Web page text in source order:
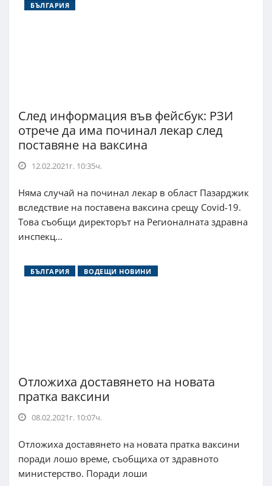
БЪЛГАРИЯ
След информация във фейсбук: РЗИ
отрече да има починал лекар след
поставяне на ваксина
12.02.2021г. 10:35ч.
Няма случай на починал лекар в област Пазарджик
вследствие на поставена ваксина срещу Covid-19.
Това съобщи директорът на Регионалната здравна
инспекц...
БЪЛГАРИЯ ВОДЕЩИ НОВИНИ
Отложиха доставянето на новата
пратка ваксини
08.02.2021г. 10:07ч.
Отложиха доставянето на новата пратка ваксини
поради лошо време, съобщиха от здравното
министерство. Поради лоши